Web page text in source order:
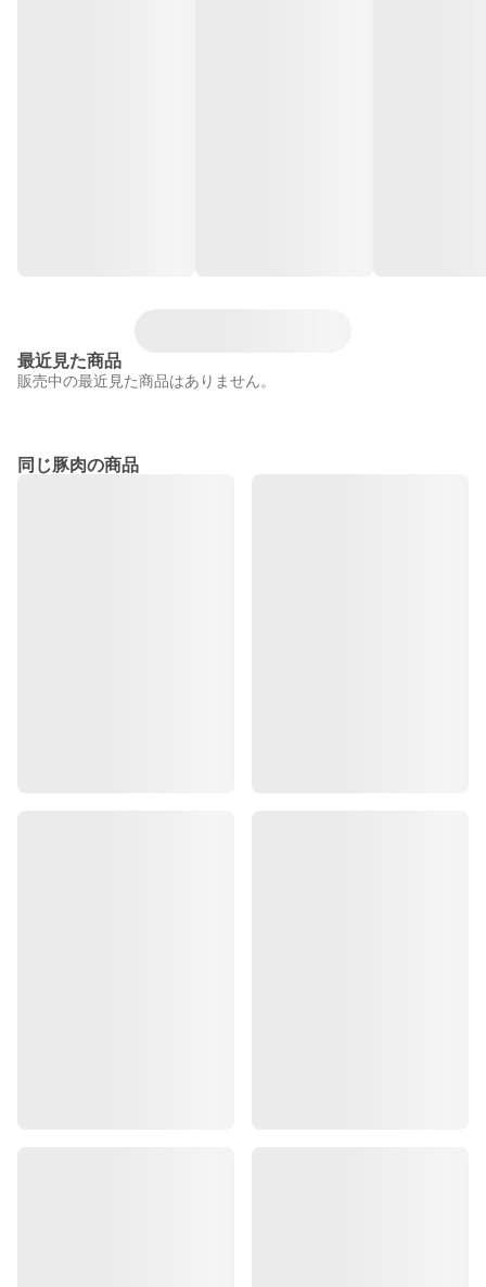
最近見た商品
販売中の最近見た商品はありません。
同じ豚肉の商品